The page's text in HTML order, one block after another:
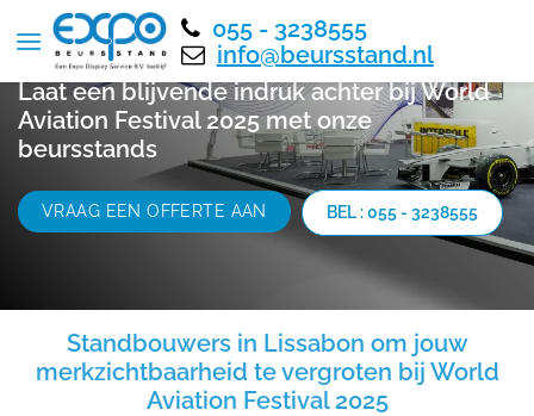
055 - 3238555
info@beursstand.nl
Laat een blijvende indruk achter bij World
Aviation Festival 2025 met onze
beursstands
VRAAG EEN OFFERTE AAN BEL : 055 - 3238555
Standbouwers in Lissabon om jouw
merkzichtbaarheid te vergroten bij World
Aviation Festival 2025